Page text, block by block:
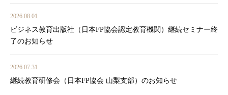
2026.08.01
ビジネス教育出版社（日本FP協会認定教育機関）継続セミナー終
了のお知らせ
2026.07.31
継続教育研修会（日本FP協会 山梨支部）のお知らせ